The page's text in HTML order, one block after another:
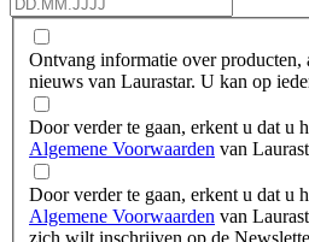
Ontvang informatie over producten,
nieuws van Laurastar. U kan op
Door verder te gaan, erkent u dat u
Algemene Voorwaarden van
Door verder te gaan, erkent u dat u
Algemene Voorwaarden van